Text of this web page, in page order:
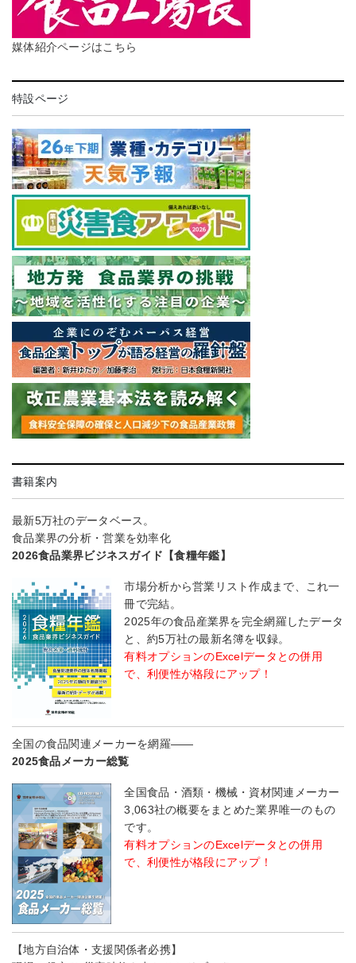
媒体紹介ページはこちら
特設ページ
書籍案内
最新5万社のデータベース。
食品業界の分析・営業を効率化
2026食品業界ビジネスガイド【食糧年鑑】
市場分析から営業リスト作成まで、これ一
冊で完結。
2025年の食品産業界を完全網羅したデータ
と、約5万社の最新名簿を収録。
有料オプションのExcelデータとの併用
で、利便性が格段にアップ！
全国の食品関連メーカーを網羅――
2025食品メーカー総覧
全国食品・酒類・機械・資材関連メーカー
3,063社の概要をまとめた業界唯一のもの
です。
有料オプションのExcelデータとの併用
で、利便性が格段にアップ！
【地方自治体・支援関係者必携】